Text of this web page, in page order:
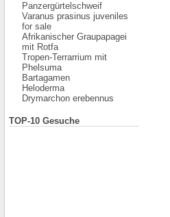
Panzergürtelschweif
Varanus prasinus juveniles
for sale
Afrikanischer Graupapagei
mit Rotfa
Tropen-Terrarrium mit
Phelsuma
Bartagamen
Heloderma
Drymarchon erebennus
TOP-10 Gesuche